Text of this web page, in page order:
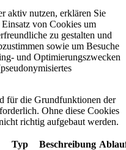
aktiv nutzen, erklären Sie
von Cookies um
zu gestalten und
sowie um Besuche
und Optimierungszwecken
für die Grundfunktionen der
Ohne diese Cookies
richtig aufgebaut werden.
Typ Beschreibung